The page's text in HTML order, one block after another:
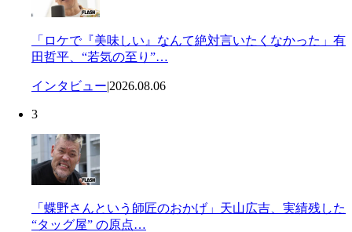
「ロケで『美味しい』なんて絶対言いたくなかった」有
田哲平、“若気の至り”…
インタビュー|2026.08.06
3
「蝶野さんという師匠のおかげ」天山広吉、実績残した
“タッグ屋” の原点…